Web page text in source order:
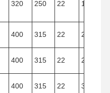
320 250 22 15.700
400 315 22 20.096
400 315 22 25.732
400 315 22 32.154